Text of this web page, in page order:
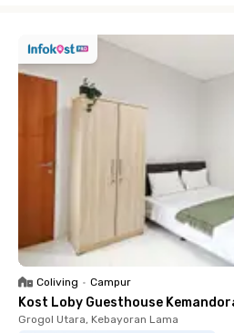
Coliving • Campur
Kost Loby Guesthouse
Grogol Utara, Kebayoran Lama